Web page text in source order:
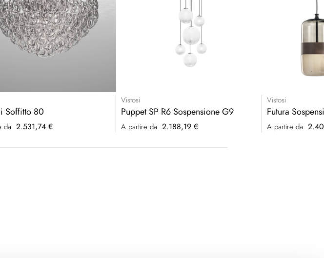
Soffitto 80
da 2.531,74 €
Vistosi
Puppet SP R6 Sospensione G9
A partire da 2.188,19 €
Vistosi
Futura
A partire da